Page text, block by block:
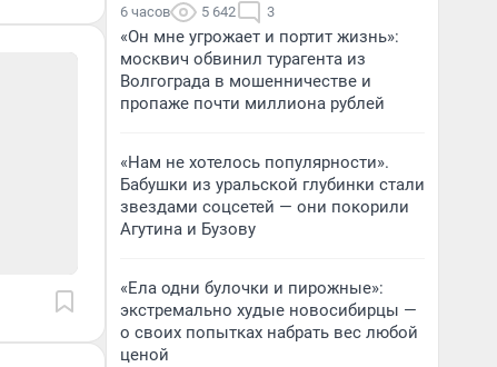
6 часов 5 642 3
«Он мне угрожает и портит жизнь»:
москвич обвинил турагента из
Волгограда в мошенничестве и
пропаже почти миллиона рублей
«Нам не хотелось популярности».
Бабушки из уральской глубинки стали
звездами соцсетей — они покорили
Агутина и Бузову
«Ела одни булочки и пирожные»:
экстремально худые новосибирцы —
о своих попытках набрать вес любой
ценой